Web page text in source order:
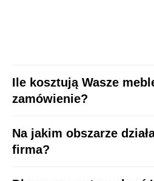
Ile kosztują Wasze
zamówienie?
Na jakim obszarze
firma?